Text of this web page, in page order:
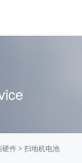
硬件 > 扫地机电池